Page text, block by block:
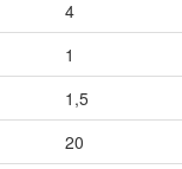
4
1
1,5
20